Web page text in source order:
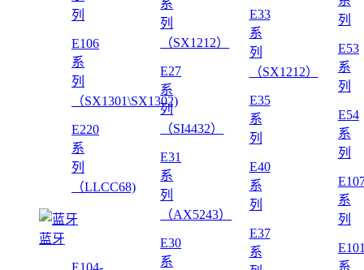
列
E106
系
列
（SX1301\SX1302)
E220
系
列
（LLCC68)
蓝牙
E104-
系
列
（SX1212）
E27
系
列
（SI4432）
E31
系
列
（AX5243）
E30
系
E33
系
列
（SX1212）
E35
系
列
E40
系
列
E37
系
列
E53
系
列
E54
系
列
系
列
系